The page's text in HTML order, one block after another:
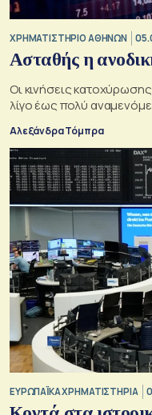
XΡΗΜΑΤΙΣΤΗΡΙΟ ΑΘΗΝΩΝ
Ασταθής η
Οι κινήσεις
λίγο έως πολύ
Αλεξάνδρα Τόμπρα
ΕΥΡΩΠΑΪΚΑ ΧΡΗΜΑΤΙΣΤΗΡΙΑ